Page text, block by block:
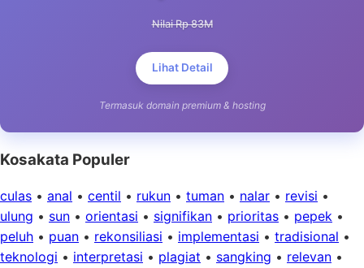
Nilai Rp 83M
Lihat Detail
Termasuk domain premium & hosting
Kosakata Populer
culas • anal • centil • rukun • tuman • nalar • revisi •
ulung • sun • orientasi • signifikan • prioritas • pepek •
peluh • puan • rekonsiliasi • implementasi • tradisional •
teknologi • interpretasi • plagiat • sangking • relevan •